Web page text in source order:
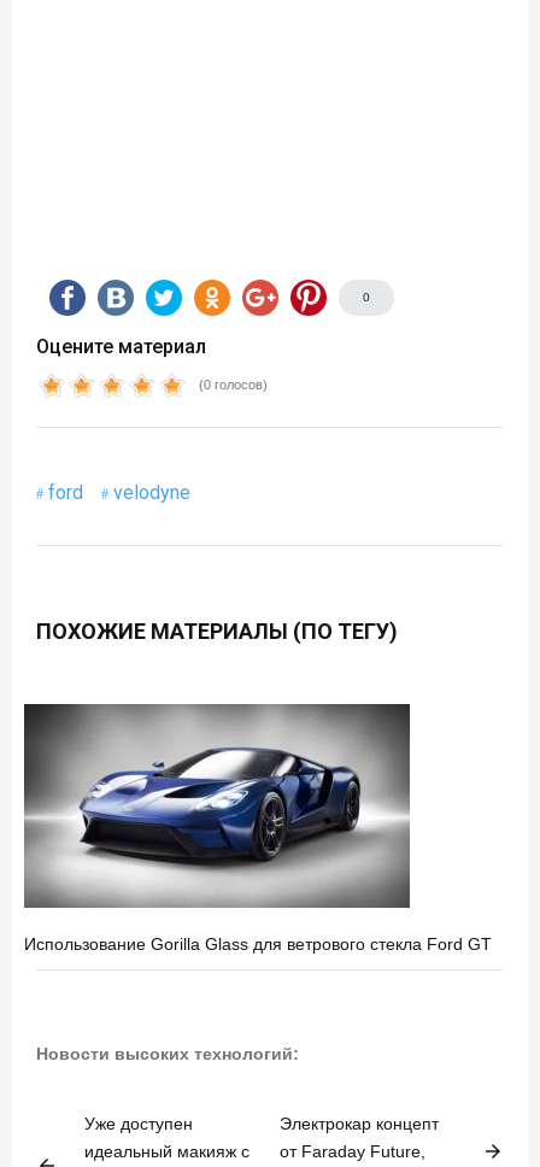
0
Оцените материал
(0 голосов)
ford velodyne
ПОХОЖИЕ МАТЕРИАЛЫ (ПО ТЕГУ)
Использование Gorilla Glass для ветрового стекла Ford GT
Новости высоких технологий:
Уже доступен
идеальный макияж с
Электрокар концепт
от Faraday Future,
arrow_forward